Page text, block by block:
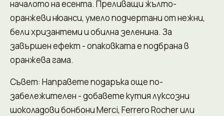
началото на есента. Преливащи жълто-
оранжеви нюанси, умело подчертани от нежни,
бели хризантеми и обилна зеленина. За
завършен ефект - опаковката е подбрана в
оранжева гама.
Съвет: Направете подаръка още по-
забележителен - добавете кутия луксозни
шоколадови бонбони Merci, Ferrero Rocher или